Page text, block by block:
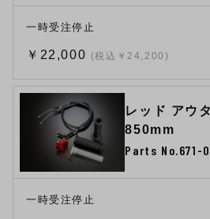
一時受注停止
￥22,000 (税込￥24,200)
レッド アウ
850mm
Parts No.671-
一時受注停止